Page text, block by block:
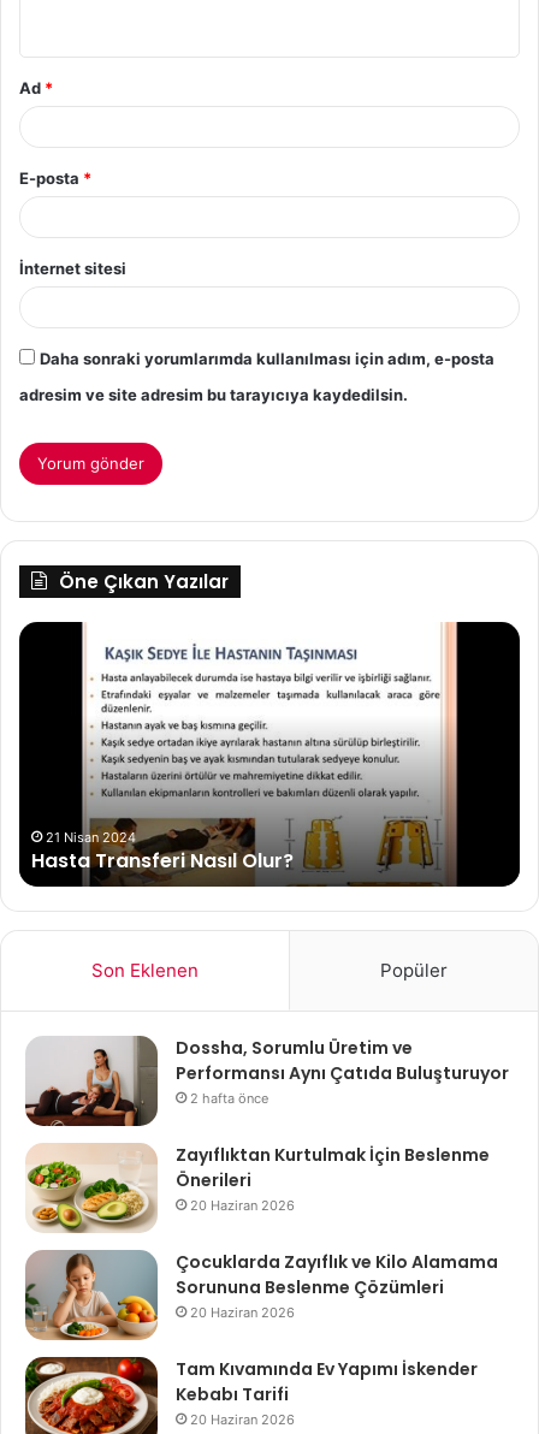
Ad *
E-posta *
İnternet sitesi
Daha sonraki yorumlarımda kullanılması için adım, e-posta
adresim ve site adresim bu tarayıcıya kaydedilsin.
Öne Çıkan Yazılar
Hasta
21 Nisan 2024
Hasta Transferi Nasıl Olur?
Son Eklenen Popüler
Dossha, Sorumlu Üretim ve
Performansı Aynı Çatıda Buluşturuyor
2 hafta önce
Zayıflıktan Kurtulmak İçin Beslenme
Önerileri
20 Haziran 2026
Çocuklarda Zayıflık ve Kilo Alamama
Sorununa Beslenme Çözümleri
20 Haziran 2026
Tam Kıvamında Ev Yapımı İskender
Kebabı Tarifi
20 Haziran 2026